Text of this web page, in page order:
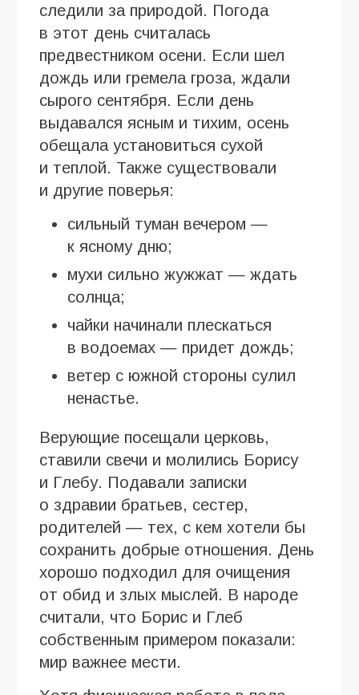
следили за природой. Погода
в этот день считалась
предвестником осени. Если шел
дождь или гремела гроза, ждали
сырого сентября. Если день
выдавался ясным и тихим, осень
обещала установиться сухой
и теплой. Также существовали
и другие поверья:
сильный туман вечером —
к ясному дню;
мухи сильно жужжат — ждать
солнца;
чайки начинали плескаться
в водоемах — придет дождь;
ветер с южной стороны сулил
ненастье.
Верующие посещали церковь,
ставили свечи и молились Борису
и Глебу. Подавали записки
о здравии братьев, сестер,
родителей — тех, с кем хотели бы
сохранить добрые отношения. День
хорошо подходил для очищения
от обид и злых мыслей. В народе
считали, что Борис и Глеб
собственным примером показали:
мир важнее мести.